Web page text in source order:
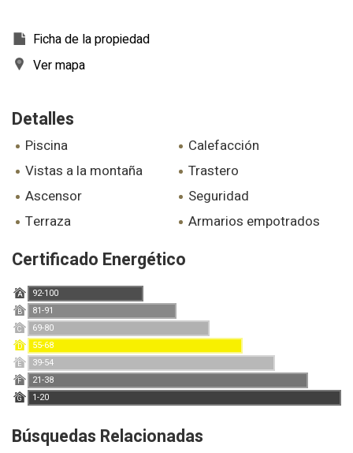
Ficha de la propiedad
Ver mapa
Detalles
piscina
calefacción
vistas a la montaña
trastero
ascensor
seguridad
terraza
armarios empotrados
Certificado Energético
A 92-100
B 81-91
C 69-80
D 55-68
E 39-54
F 21-38
G 1-20
Búsquedas Relacionadas